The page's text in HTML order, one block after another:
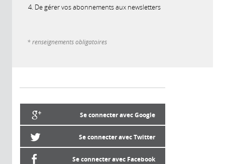
De gérer vos abonnements aux newsletters
* renseignements obligatoires
Se connecter avec Google
Se connecter avec Twitter
Se connecter avec Facebook